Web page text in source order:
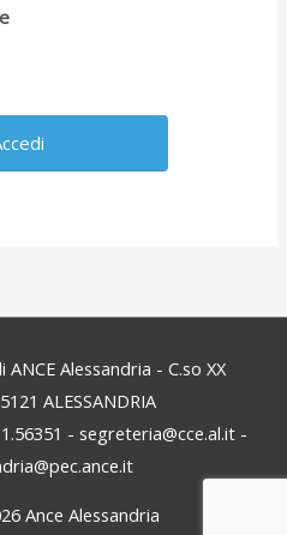
Alessandria - C.so XX
ALESSANDRIA
- segreteria@cce.al.it -
Ance Alessandria